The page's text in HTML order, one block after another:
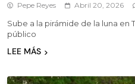
Pepe Reyes Abril 20, 2026
Sube a la pirámide de la luna en
público
LEE MÁS